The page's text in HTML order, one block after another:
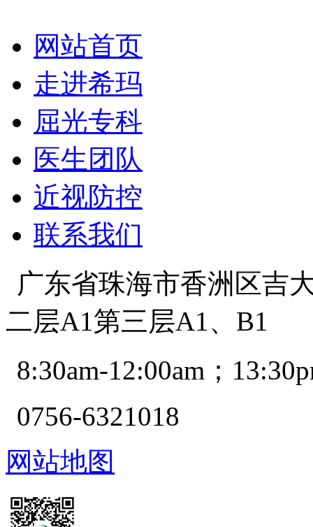
网站首页
走进希玛
屈光专科
医生团队
近视防控
联系我们
广东省珠海市香洲区吉
二层A1第三层A1、B1
8:30am-12:00am；
0756-6321018
网站地图